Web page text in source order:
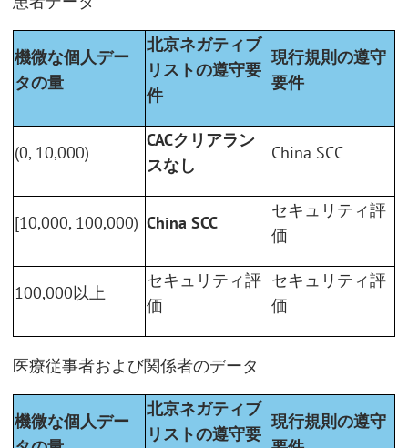
機微な個人デー
タの量
北京ネガティブ
リストの遵守要
件
現行規則の遵守
要件
(0, 10,000)
CACクリアラン
スなし
China SCC
[10,000, 100,000) China SCC
セキュリティ評
価
100,000以上
セキュリティ評
価
セキュリティ評
価
医療従事者および関係者のデータ
機微な個人デー
北京ネガティブ
リストの遵守要
現行規則の遵守